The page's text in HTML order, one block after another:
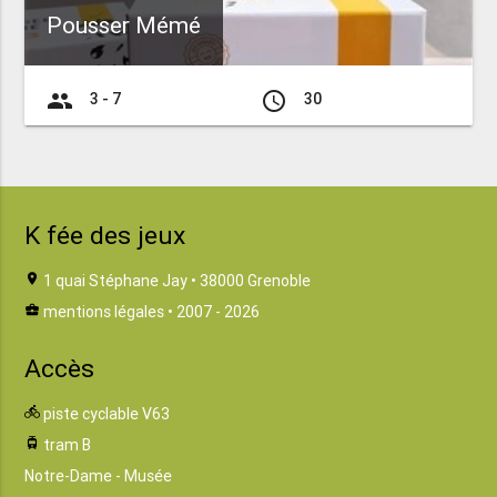
Pousser Mémé
group 3 - 7 access_time 30
K fée des jeux
location_on 1 quai Stéphane Jay • 38000 Grenoble
business_center mentions légales • 2007 - 2026
Accès
directions_bike piste cyclable V63
tram tram B
Notre-Dame - Musée